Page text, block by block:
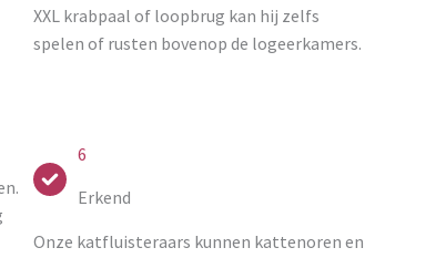
XXL krabpaal of loopbrug kan hij zelfs
spelen of rusten bovenop de logeerkamers.
6
Erkend
Onze katfluisteraars kunnen kattenoren en